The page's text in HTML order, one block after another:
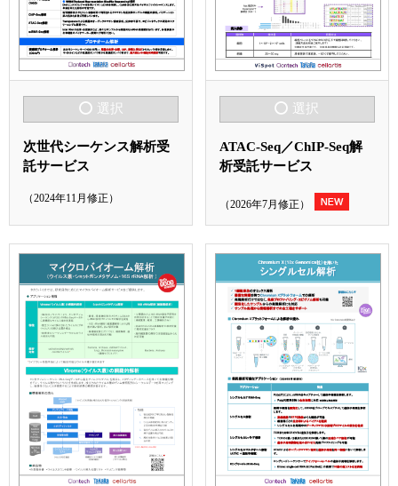
選択
次世代シーケンス解析受
託サービス
（2024年11月修正）
選択
ATAC-Seq／ChIP-Seq解
析受託サービス
（2026年7月修正）